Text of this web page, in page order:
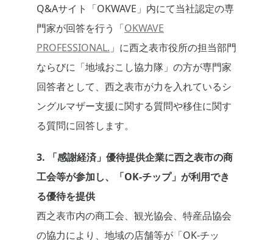
Q&Aサイト「OKWAVE」内にて当社認定の専
門家が回答を行う「OKWAVE
PROFESSIONAL. 」に西之表市役所の担当部門
ならびに「地域おこし協力隊」の方が専門家
回答者として、西之表市が力を入れているシ
ングルマザー支援に関する質問や移住に関す
る質問に回答します。
3. 「感謝経済」優待提供企業に西之表市の商
工会等が参加し、「OK-チップ」が利用でき
る優待を提供
西之表市内の商工会、観光協会、特産品協会
の協力により、地域の店舗等が「OK-チッ